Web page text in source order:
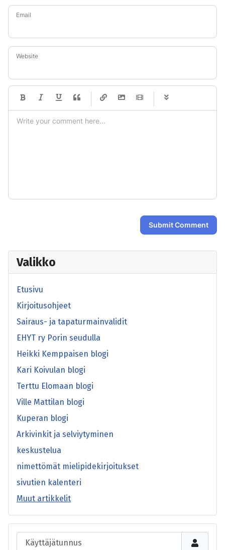
Email
Website
-
-
-
-
Submit Comment
Valikko
Etusivu
Kirjoitusohjeet
Sairaus- ja tapaturmainvalidit
EHYT ry Porin seudulla
Heikki Kemppaisen blogi
Kari Koivulan blogi
Terttu Elomaan blogi
Ville Mattilan blogi
Kuperan blogi
Arkivinkit ja selviytyminen
keskustelua
nimettömät mielipidekirjoitukset
sivutien kalenteri
Muut artikkelit
Käyttäjätunnus